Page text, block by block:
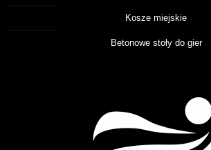
Kosze miejskie
Betonowe stoły do gier